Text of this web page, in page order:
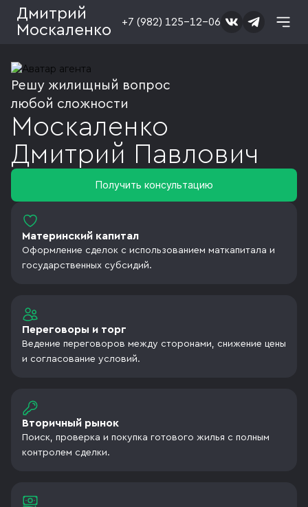
Дмитрий
Москаленко
+7 (982) 125-12-06
Решу жилищный вопрос
любой сложности
Москаленко
Дмитрий Павлович
Получить консультацию
Материнский капитал
Оформление сделок с использованием маткапитала и
государственных субсидий.
Переговоры и торг
Ведение переговоров между сторонами, снижение цены
и согласование условий.
Вторичный рынок
Поиск, проверка и покупка готового жилья с полным
контролем сделки.